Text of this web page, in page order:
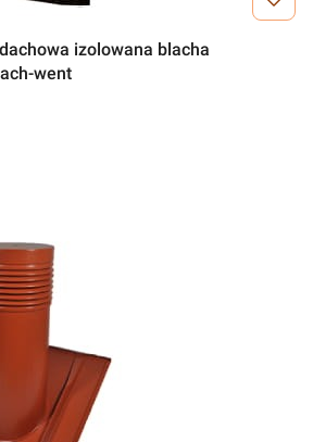
izolowana blacha
went